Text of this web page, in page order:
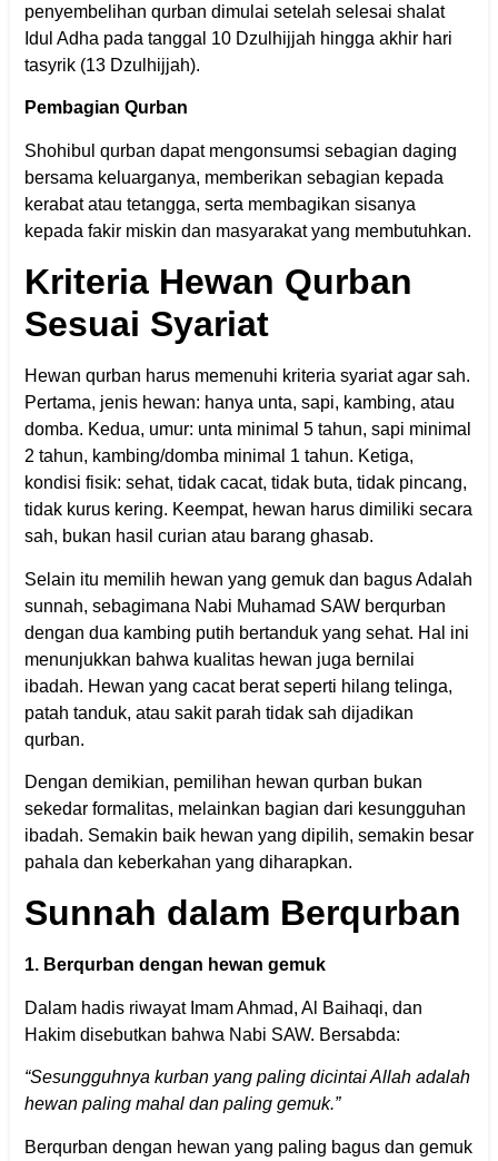
penyembelihan qurban dimulai setelah selesai shalat
Idul Adha pada tanggal 10 Dzulhijjah hingga akhir hari
tasyrik (13 Dzulhijjah).
Pembagian Qurban
Shohibul qurban dapat mengonsumsi sebagian daging
bersama keluarganya, memberikan sebagian kepada
kerabat atau tetangga, serta membagikan sisanya
kepada fakir miskin dan masyarakat yang membutuhkan.
Kriteria Hewan Qurban
Sesuai Syariat
Hewan qurban harus memenuhi kriteria syariat agar sah.
Pertama, jenis hewan: hanya unta, sapi, kambing, atau
domba. Kedua, umur: unta minimal 5 tahun, sapi minimal
2 tahun, kambing/domba minimal 1 tahun. Ketiga,
kondisi fisik: sehat, tidak cacat, tidak buta, tidak pincang,
tidak kurus kering. Keempat, hewan harus dimiliki secara
sah, bukan hasil curian atau barang ghasab.
Selain itu memilih hewan yang gemuk dan bagus Adalah
sunnah, sebagimana Nabi Muhamad SAW berqurban
dengan dua kambing putih bertanduk yang sehat. Hal ini
menunjukkan bahwa kualitas hewan juga bernilai
ibadah. Hewan yang cacat berat seperti hilang telinga,
patah tanduk, atau sakit parah tidak sah dijadikan
qurban.
Dengan demikian, pemilihan hewan qurban bukan
sekedar formalitas, melainkan bagian dari kesungguhan
ibadah. Semakin baik hewan yang dipilih, semakin besar
pahala dan keberkahan yang diharapkan.
Sunnah dalam Berqurban
1. Berqurban dengan hewan gemuk
Dalam hadis riwayat Imam Ahmad, Al Baihaqi, dan
Hakim disebutkan bahwa Nabi SAW. Bersabda:
“Sesungguhnya kurban yang paling dicintai Allah adalah
hewan paling mahal dan paling gemuk.”
Berqurban dengan hewan yang paling bagus dan gemuk